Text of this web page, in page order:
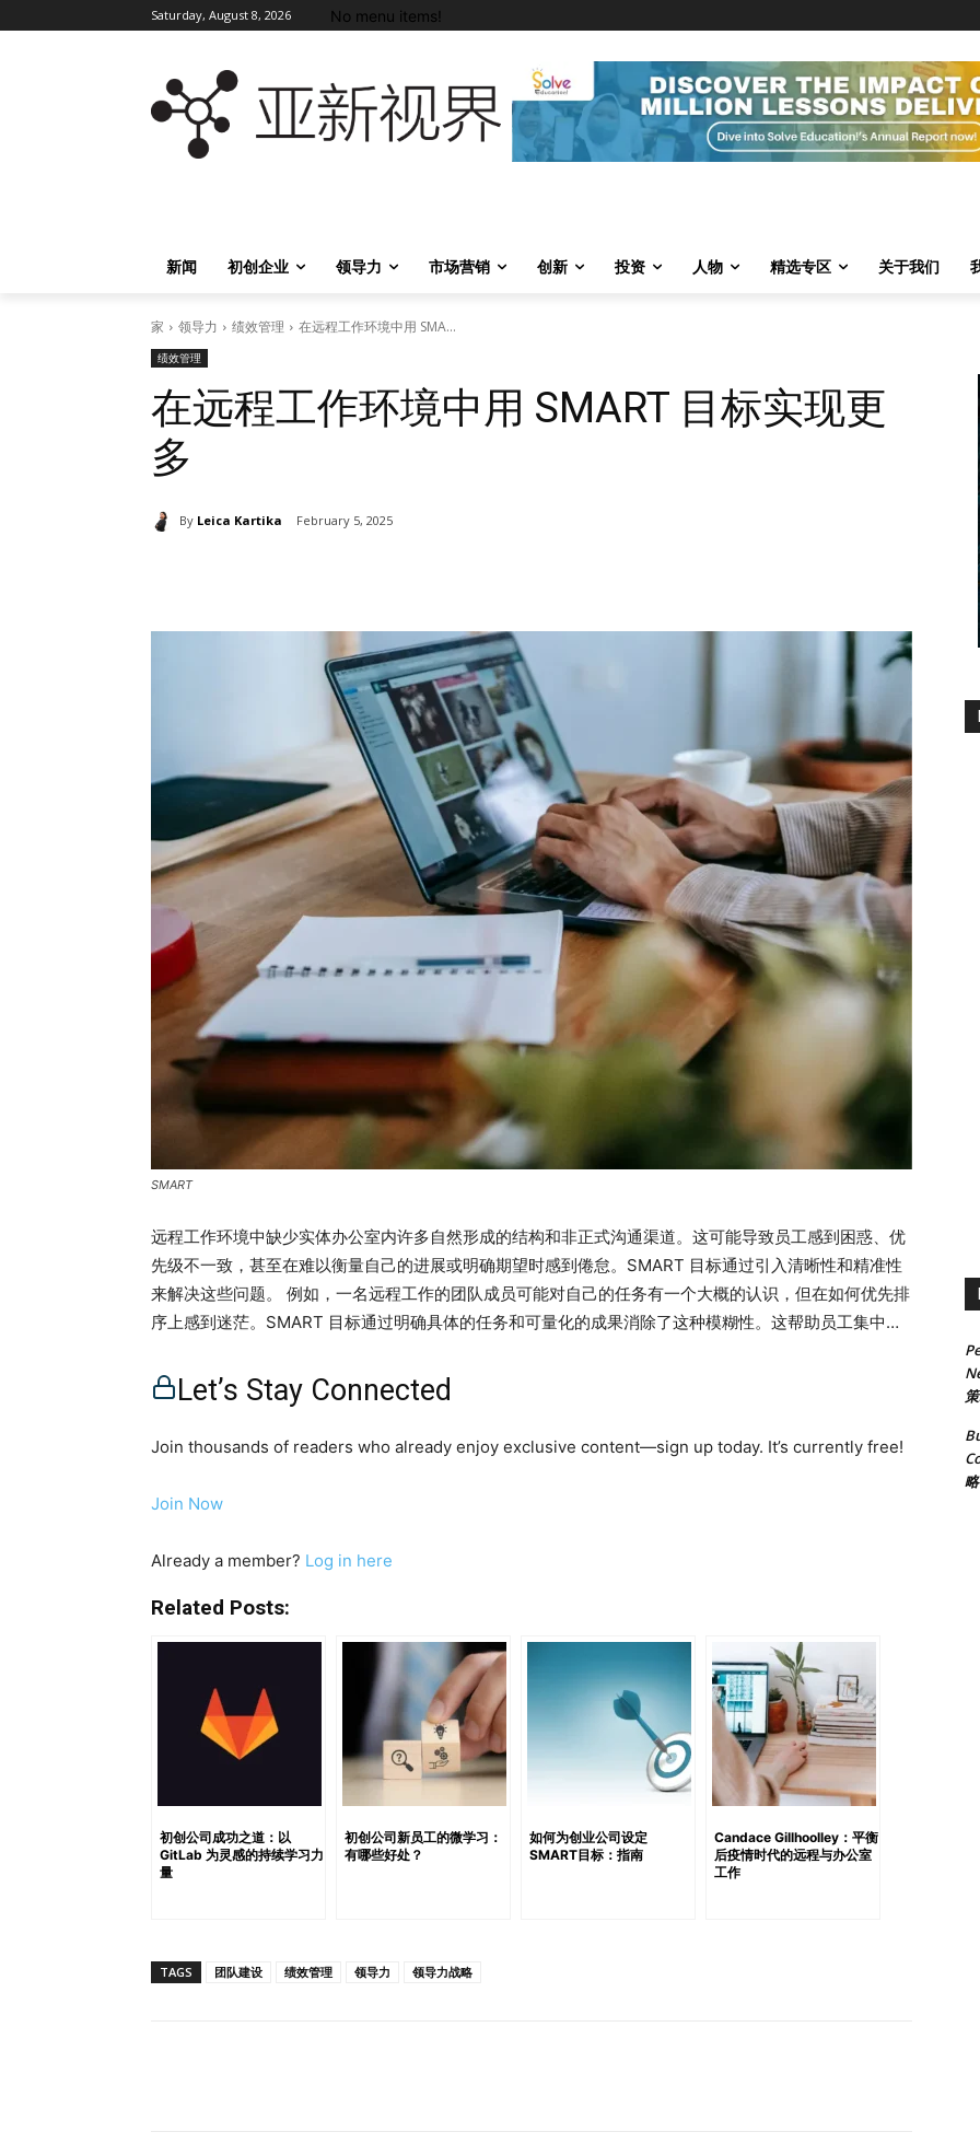
Saturday, August 8, 2026 No menu items!
新闻
初创企业 领导力 市场营销 创新 投资 人物 精选专区 关于我们
家 领导力 绩效管理 在远程工作环境中用 SMA...
绩效管理
在远程工作环境中用 SMART 目标实现更
多
By Leica Kartika February 5, 2025
SMART
远程工作环境中缺少实体办公室内许多自然形成的结构和非正式沟通渠道。这可能导致员工感到困惑、优
先级不一致，甚至在难以衡量自己的进展或明确期望时感到倦怠。SMART 目标通过引入清晰性和精准性
来解决这些问题。 例如，一名远程工作的团队成员可能对自己的任务有一个大概的认识，但在如何优先排
序上感到迷茫。SMART 目标通过明确具体的任务和可量化的成果消除了这种模糊性。这帮助员工集中精
这对远程团队尤为关键。在没有面对面定期交流的情况下，任务很容易被忽视。通过将目标设定为可测量
并有时间限制，管理者能够更有效地跟踪进展，确保每个人都履行自己的职责。这种责任感能增强团队间
的信任，即使在物理距离上分散，也能形成共同目标的归属感。 亮点解读 SMART 框架为远程团队实施
明确和可实现方面扮演着独特的角色： 具体（Specific）：模糊的目标，例如“改善团队协作”，可能会让
向。 可测量（Measurable）：衡量进展的指标至关重要。例如，与其对销售团队说“提高收入”，不如设
但同时也要切合实际。过于不切实际的目标会挫伤团队的积极性，而合理的目标则能激励团队努力并增强
博客浏览量提高20%”，如果这一目标与品牌知名度提升的战略相关，就非常具有意义。 时间限制
（Time-bound）：明确的截止时间可以增强紧迫感，并帮助团队保持专注。没有时间限制的目标可能会
无限期拖延，最终失去动力和优先级。 为远程团队实施 SMART 目标 在远程环境中实践 SMART 目标需
要周密的计划和清晰的沟通。首先，与团队协作，明确每个人的职责和关键绩效领域。让员工参与到目标
制定的过程中，不仅能确保目标的可实现性，还能增强他们的责任感和承诺感。 一旦目标设定好，可以使
用数字化工具（如 Asana 或 Trello 等项目管理平台）来跟踪进展。这些工具允许团队成员更新任务状
态、上传成果并无缝沟通，从而确保团队步调一致。 频繁的检查和沟通是实施 SMART 目标的关键组成部
分。通过每周或每两周的虚拟会议，可以讨论进展、解决问题并在必要时重新调整目标。这些会议还能够
性，但实施过程中并非没有挑战。潜在挑战包括： 难以衡量某些任务：将抽象目标分解为可量化的子目
Let’s Stay Connected
Join thousands of readers who already enjoy exclusive content—sign up today. It’s currently free!
Join Now
Already a member? Log in here
Related Posts:
初创公司成功之道：以
GitLab 为灵感的持续学习力
量
初创公司新员工的微学习：
有哪些好处？
如何为创业公司设定
SMART目标：指南
Candace Gillhoolley：平衡
后疫情时代的远程与办公室
工作
TAGS 团队建设 绩效管理 领导力 领导力战略